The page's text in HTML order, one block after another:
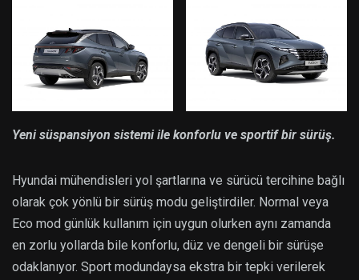
Yeni süspansiyon sistemi ile konforlu ve sportif bir sürüş.
Hyundai mühendisleri yol şartlarına ve sürücü tercihine bağlı
olarak çok yönlü bir sürüş modu geliştirdiler. Normal veya
Eco mod günlük kullanım için uygun olurken aynı zamanda
en zorlu yollarda bile konforlu, düz ve dengeli bir sürüşe
odaklanıyor. Sport modundaysa ekstra bir tepki verilerek